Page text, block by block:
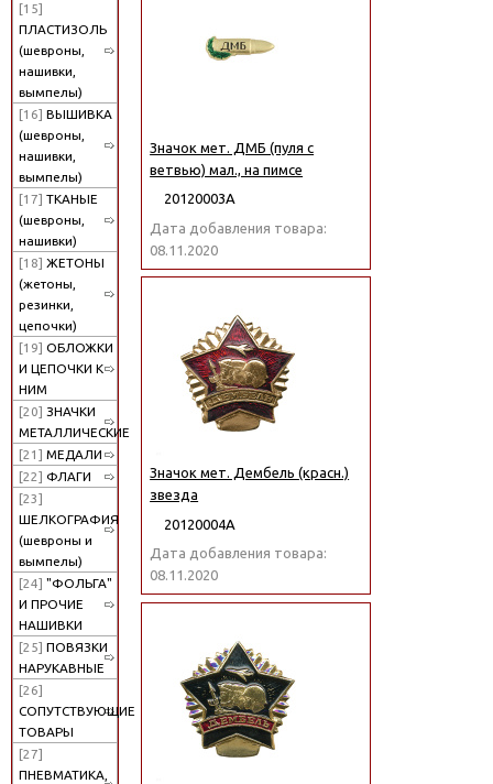
[15]
ПЛАСТИЗОЛЬ
(шевроны,
нашивки,
вымпелы)
[16] ВЫШИВКА
(шевроны,
нашивки,
вымпелы)
[17] ТКАНЫЕ
(шевроны,
нашивки)
[18] ЖЕТОНЫ
(жетоны,
резинки,
цепочки)
[19] ОБЛОЖКИ
И ЦЕПОЧКИ К
НИМ
[20] ЗНАЧКИ
МЕТАЛЛИЧЕСКИЕ
[21] МЕДАЛИ
[22] ФЛАГИ
[23]
ШЕЛКОГРАФИЯ
(шевроны и
вымпелы)
[24] "ФОЛЬГА"
И ПРОЧИЕ
НАШИВКИ
[25] ПОВЯЗКИ
НАРУКАВНЫЕ
[26]
СОПУТСТВУЮЩИЕ
ТОВАРЫ
[27]
ПНЕВМАТИКА,
Значок мет. ДМБ (пуля с
ветвью) мал., на пимсе
20120003А
Дата добавления товара:
08.11.2020
Значок мет. Дембель (красн.)
звезда
20120004А
Дата добавления товара:
08.11.2020